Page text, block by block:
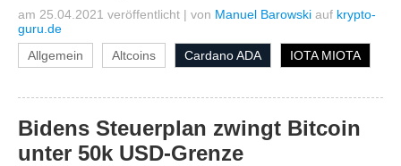
am 25.04.2021 veröffentlicht | von Manuel Barowski auf krypto-
guru.de
Allgemein
Altcoins Cardano ADA IOTA MIOTA
Bidens Steuerplan zwingt Bitcoin
unter 50k USD-Grenze